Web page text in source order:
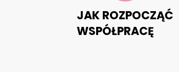
JAK ROZPOCZĄĆ
WSPÓŁPRACĘ